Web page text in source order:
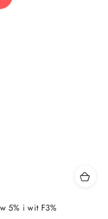
5% i wit F3%